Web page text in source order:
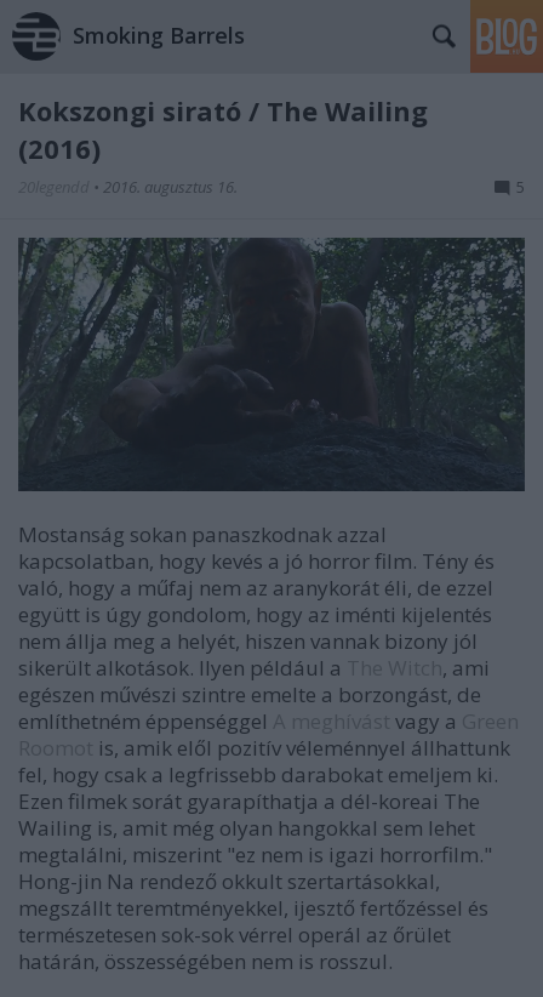
Smoking Barrels
Kokszongi sirató / The Wailing
(2016)
• 2016. augusztus 16. 5
Mostanság sokan panaszkodnak azzal
kapcsolatban, hogy kevés a jó horror film. Tény és
való, hogy a műfaj nem az aranykorát éli, de ezzel
együtt is úgy gondolom, hogy az iménti kijelentés
nem állja meg a helyét, hiszen vannak bizony jól
sikerült alkotások. Ilyen például a
, ami
egészen művészi szintre emelte a borzongást, de
említhetném éppenséggel
vagy a
is, amik elől pozitív véleménnyel állhattunk
fel, hogy csak a legfrissebb darabokat emeljem ki.
Ezen filmek sorát gyarapíthatja a dél-koreai The
Wailing is, amit még olyan hangokkal sem lehet
megtalálni, miszerint "ez nem is igazi horrorfilm."
Hong-jin Na rendező okkult szertartásokkal,
megszállt teremtményekkel, ijesztő fertőzéssel és
természetesen sok-sok vérrel operál az őrület
határán, összességében nem is rosszul.